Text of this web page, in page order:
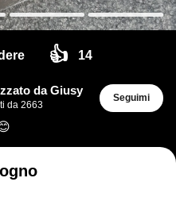
👍 14
da Giusy
da 2663
Seguimi